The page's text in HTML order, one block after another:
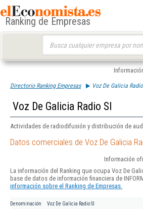
Ranking de Empresas
Directorio Ranking Empresas Voz De Galicia
Voz De Galicia Radio Sl
Actividades de radiodifusión y distribución de
Datos comerciales de Voz De Galicia
Información
La información del Ranking que ocupa Voz De
base de datos de información financiera de
información sobre el Ranking de Empresas.
Denominación Voz De Galicia Radio Sl